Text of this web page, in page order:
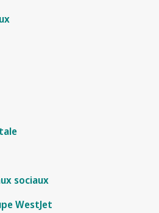
sociaux
WestJet